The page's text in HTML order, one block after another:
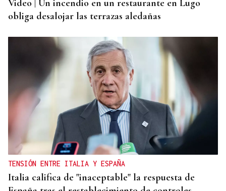
Video | Un incendio en un restaurante en Lugo
obliga desalojar las terrazas aledañas
TENSIÓN ENTRE ITALIA Y ESPAÑA
Italia califica de "inaceptable" la respuesta de